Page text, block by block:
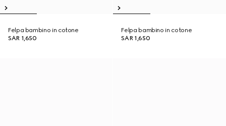
Felpa bambino in cotone
SAR 1,650
Felpa bambino in cotone
SAR 1,650